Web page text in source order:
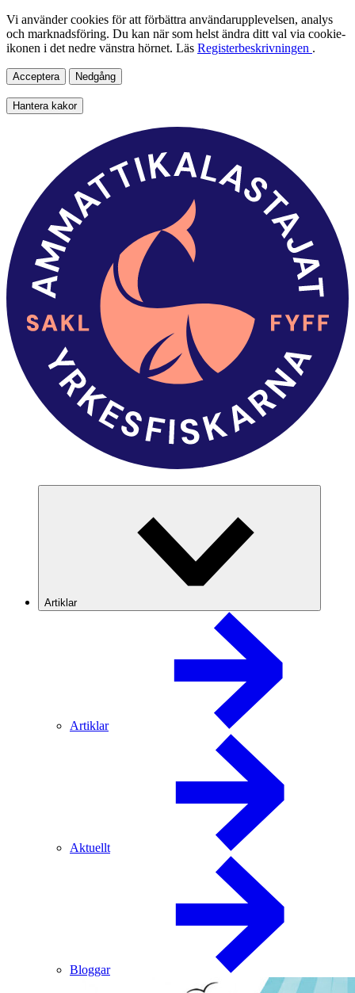
Vi använder cookies för att förbättra användarupplevelsen, analys
och marknadsföring. Du kan när som helst ändra ditt val via cookie-
ikonen i det nedre vänstra hörnet. Läs Registerbeskrivningen .
Acceptera Nedgång
Hantera kakor
Artiklar
Artiklar
Aktuellt
Bloggar